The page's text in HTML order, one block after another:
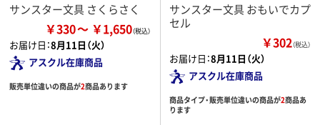
サンスター文具 さくらさく
￥330 ￥1,650
お届け日：8月11日（火）
アスクル在庫商品
販売単位違いの商品が2商品あります
サンスター文具 おもいでカプ
セル
￥302（税込）
お届け日：8月11日（火）
アスクル在庫商品
商品タイプ・販売単位違いの商品が2商品あ
ります